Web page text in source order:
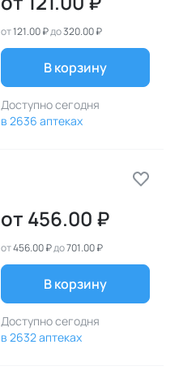
от121.00 ₽до320.00 ₽
В корзину
Доступно сегодня
в 2636 аптеках
от 456.00 ₽
от456.00 ₽до701.00 ₽
В корзину
Доступно сегодня
в 2632 аптеках